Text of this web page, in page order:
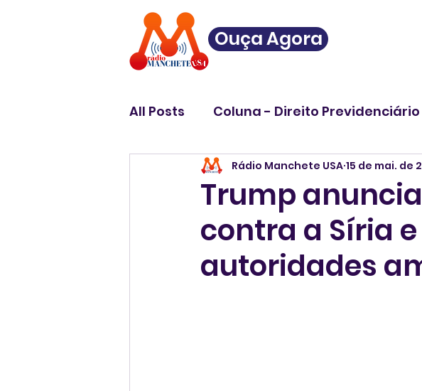
Ouça Agora
All Posts Coluna - Direito Previdenciário
Trump
contra a Síria
autoridades
Rádio Manchete USA 15 de mai. de